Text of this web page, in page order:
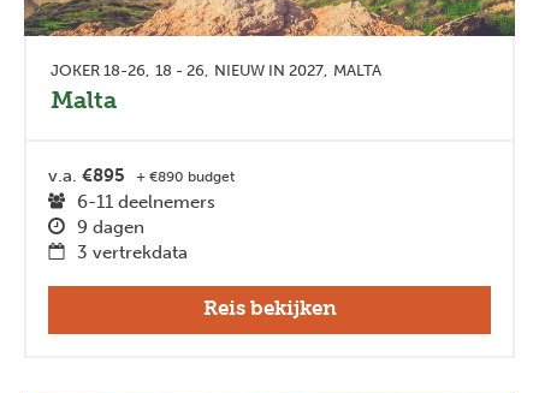
JOKER 18-26 18 - 26 NIEUW IN 2027 MALTA
Malta
v.a. €895 + €890 budget
6-11 deelnemers
9 dagen
3 vertrekdata
Reis bekijken